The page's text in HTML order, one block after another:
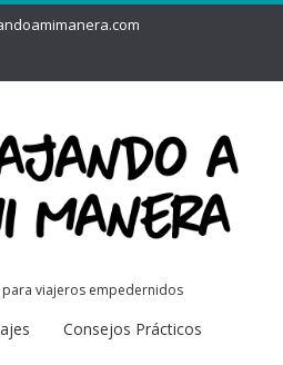
para viajeros empedernidos
Consejos Prácticos